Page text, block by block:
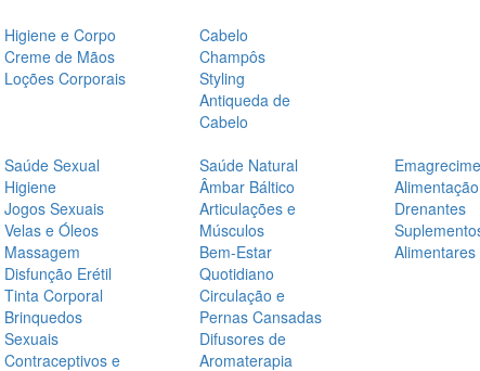
Higiene e Corpo
Creme de Mãos
Loções Corporais
Cabelo
Champôs
Styling
Antiqueda de
Cabelo
Saúde Sexual
Higiene
Jogos Sexuais
Velas e Óleos
Massagem
Disfunção Erétil
Tinta Corporal
Brinquedos
Sexuais
Contraceptivos e
Saúde Natural
Âmbar Báltico
Articulações e
Músculos
Bem-Estar
Quotidiano
Circulação e
Pernas Cansadas
Difusores de
Aromaterapia
Alimentação
Drenantes
Alimentares